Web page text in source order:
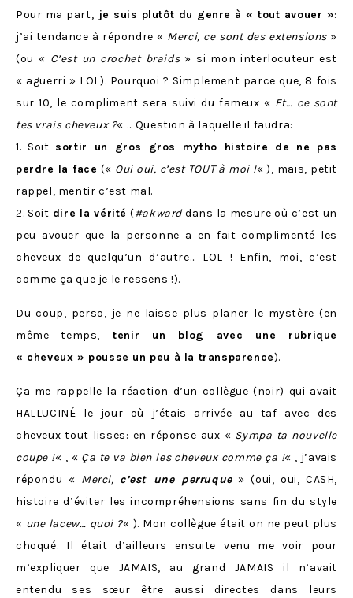
Pour ma part, je suis plutôt du genre à « tout avouer »:
j’ai tendance à répondre « Merci, ce sont des extensions»
(ou « C’est un crochet braids» si mon interlocuteur est
« aguerri » LOL). Pourquoi ? Simplement parce que, 8 fois
sur 10, le compliment sera suivi du fameux « Et… ce sont
tes vrais cheveux ?« … Question à laquelle il faudra:
1. Soit sortir un gros gros mytho histoire de ne pas
perdre la face (« Oui oui, c’est TOUT à moi !« ), mais, petit
rappel, mentir c’est mal.
2. Soit dire la vérité (#akwarddans la mesure où c’est un
peu avouer que la personne a en fait complimenté les
cheveux de quelqu’un d’autre… LOL ! Enfin, moi, c’est
comme ça que je le ressens !).
Du coup, perso, je ne laisse plus planer le mystère (en
même temps, tenir un blog avec une rubrique
« cheveux » pousse un peu à la transparence).
Ça me rappelle la réaction d’un collègue (noir) qui avait
HALLUCINÉ le jour où j’étais arrivée au taf avec des
cheveux tout lisses: en réponse aux « Sympa ta nouvelle
coupe !« , « Ça te va bien les cheveux comme ça !« , j’avais
répondu « Merci, c’est une perruque» (oui, oui, CASH,
histoire d’éviter les incompréhensions sans fin du style
« une lacew… quoi ?« ). Mon collègue était on ne peut plus
choqué. Il était d’ailleurs ensuite venu me voir pour
m’expliquer que JAMAIS, au grand JAMAIS il n’avait
entendu ses sœur être aussi directes dans leurs